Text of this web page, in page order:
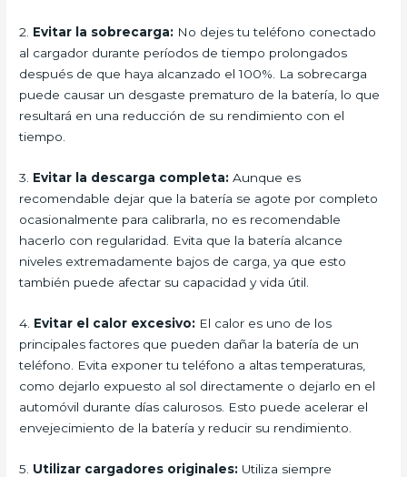
2. Evitar la sobrecarga: No dejes tu teléfono conectado
al cargador durante períodos de tiempo prolongados
después de que haya alcanzado el 100%. La sobrecarga
puede causar un desgaste prematuro de la batería, lo que
resultará en una reducción de su rendimiento con el
tiempo.
3. Evitar la descarga completa: Aunque es
recomendable dejar que la batería se agote por completo
ocasionalmente para calibrarla, no es recomendable
hacerlo con regularidad. Evita que la batería alcance
niveles extremadamente bajos de carga, ya que esto
también puede afectar su capacidad y vida útil.
4. Evitar el calor excesivo: El calor es uno de los
principales factores que pueden dañar la batería de un
teléfono. Evita exponer tu teléfono a altas temperaturas,
como dejarlo expuesto al sol directamente o dejarlo en el
automóvil durante días calurosos. Esto puede acelerar el
envejecimiento de la batería y reducir su rendimiento.
5. Utilizar cargadores originales: Utiliza siempre